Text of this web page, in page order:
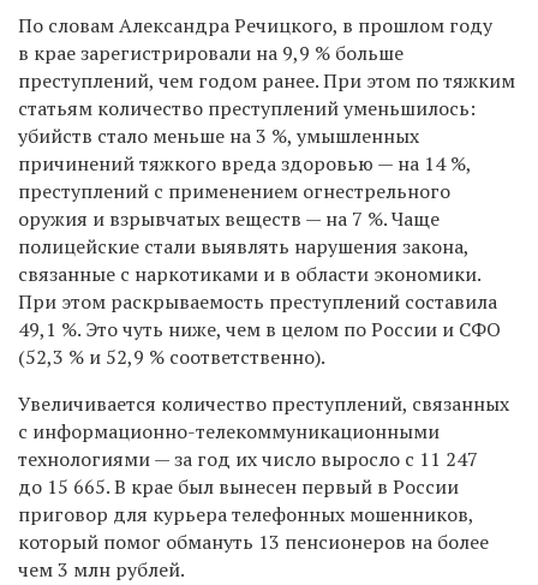
По словам Александра Речицкого, в прошлом году
в крае зарегистрировали на 9,9 % больше
преступлений, чем годом ранее. При этом по тяжким
статьям количество преступлений уменьшилось:
убийств стало меньше на 3 %, умышленных
причинений тяжкого вреда здоровью — на 14 %,
преступлений с применением огнестрельного
оружия и взрывчатых веществ — на 7 %. Чаще
полицейские стали выявлять нарушения закона,
связанные с наркотиками и в области экономики.
При этом раскрываемость преступлений составила
49,1 %. Это чуть ниже, чем в целом по России и СФО
(52,3 % и 52,9 % соответственно).
Увеличивается количество преступлений, связанных
с информационно-телекоммуникационными
технологиями — за год их число выросло с 11 247
до 15 665. В крае был вынесен первый в России
приговор для курьера телефонных мошенников,
который помог обмануть 13 пенсионеров на более
чем 3 млн рублей.